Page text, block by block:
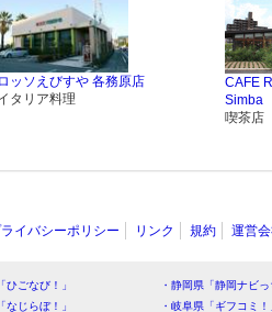
ロッソえびすや 各務原店
タリア料理
CAFE
Simba
喫茶店
イバシーポリシー リンク 規約 運営
ひごなび！」 ・静岡県「静岡ナビっ
なじらぼ！」 ・岐阜県「ギフコミ！